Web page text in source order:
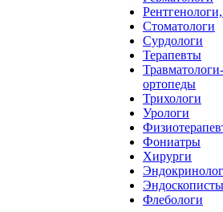
Стоматологи
Сурдологи
Терапевты
Травматологи-
ортопеды
Трихологи
Урологи
Фониатры
Хирурги
Эндоскописты
Флебологи